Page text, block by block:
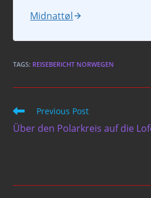
Midnattøl
TAGS: REISEBERICHT NORWEGEN
Read
more
articles
Previous Post
Über den Polarkreis auf die